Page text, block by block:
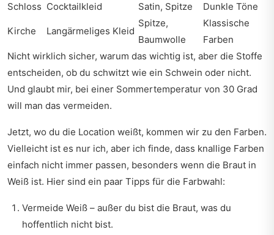
Schloss Cocktailkleid Satin, Spitze Dunkle Töne
Kirche Langärmeliges Kleid
Spitze,
Baumwolle
Klassische
Farben
Nicht wirklich sicher, warum das wichtig ist, aber die Stoffe
entscheiden, ob du schwitzt wie ein Schwein oder nicht.
Und glaubt mir, bei einer Sommertemperatur von 30 Grad
will man das vermeiden.
Jetzt, wo du die Location weißt, kommen wir zu den Farben.
Vielleicht ist es nur ich, aber ich finde, dass knallige Farben
einfach nicht immer passen, besonders wenn die Braut in
Weiß ist. Hier sind ein paar Tipps für die Farbwahl:
Vermeide Weiß – außer du bist die Braut, was du
hoffentlich nicht bist.